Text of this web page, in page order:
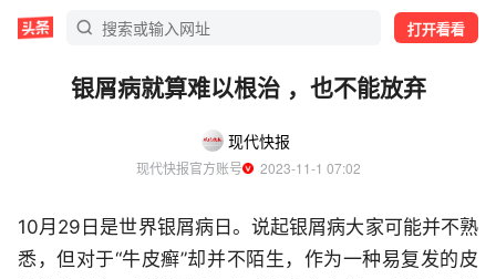
打开看看
银屑病就算难以根治 ，也不能放弃
现代快报
现代快报官方账号
  2023-11-1 07:02
10月29日是世界银屑病日。说起银屑病大家可能并不熟
悉，但对于“牛皮癣”却并不陌生，作为一种易复发的皮